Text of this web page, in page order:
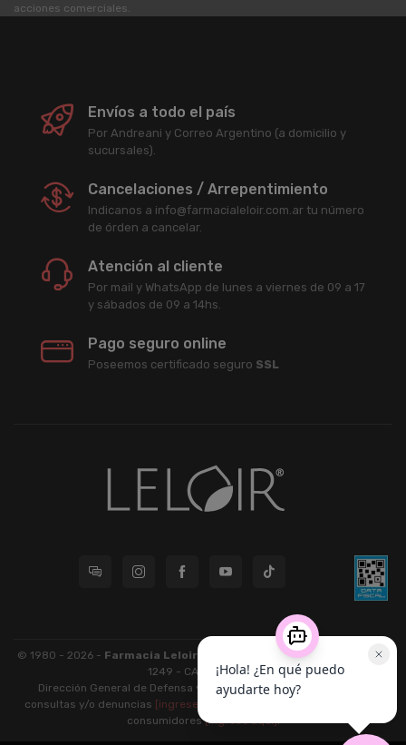
acciones comerciales.
Envíos a todo el país
Por Andreani y Correo Argentino (a domicilio y
sucursales).
Cancelaciones / Arrepentimiento
Indicanos a info@farmacialeloir.com.ar tu número
de órden a cancelar.
Atención al cliente
Por mail y WhatsApp de lunes a viernes de 09 a 17
y sábados de 09 a 14hs.
Pago seguro online
Poseemos certificado seguro SSL
© 1980 - 2026 - Farmacia Leloir S.R.L.
| CUIT 33609220789 - Larrea
1249 - CABA - CP 1117
Dirección General de Defensa y Protección al Consumidor: Para
consultas y/o denuncias [ingrese aquí]
consumidores[ingrese aquí].